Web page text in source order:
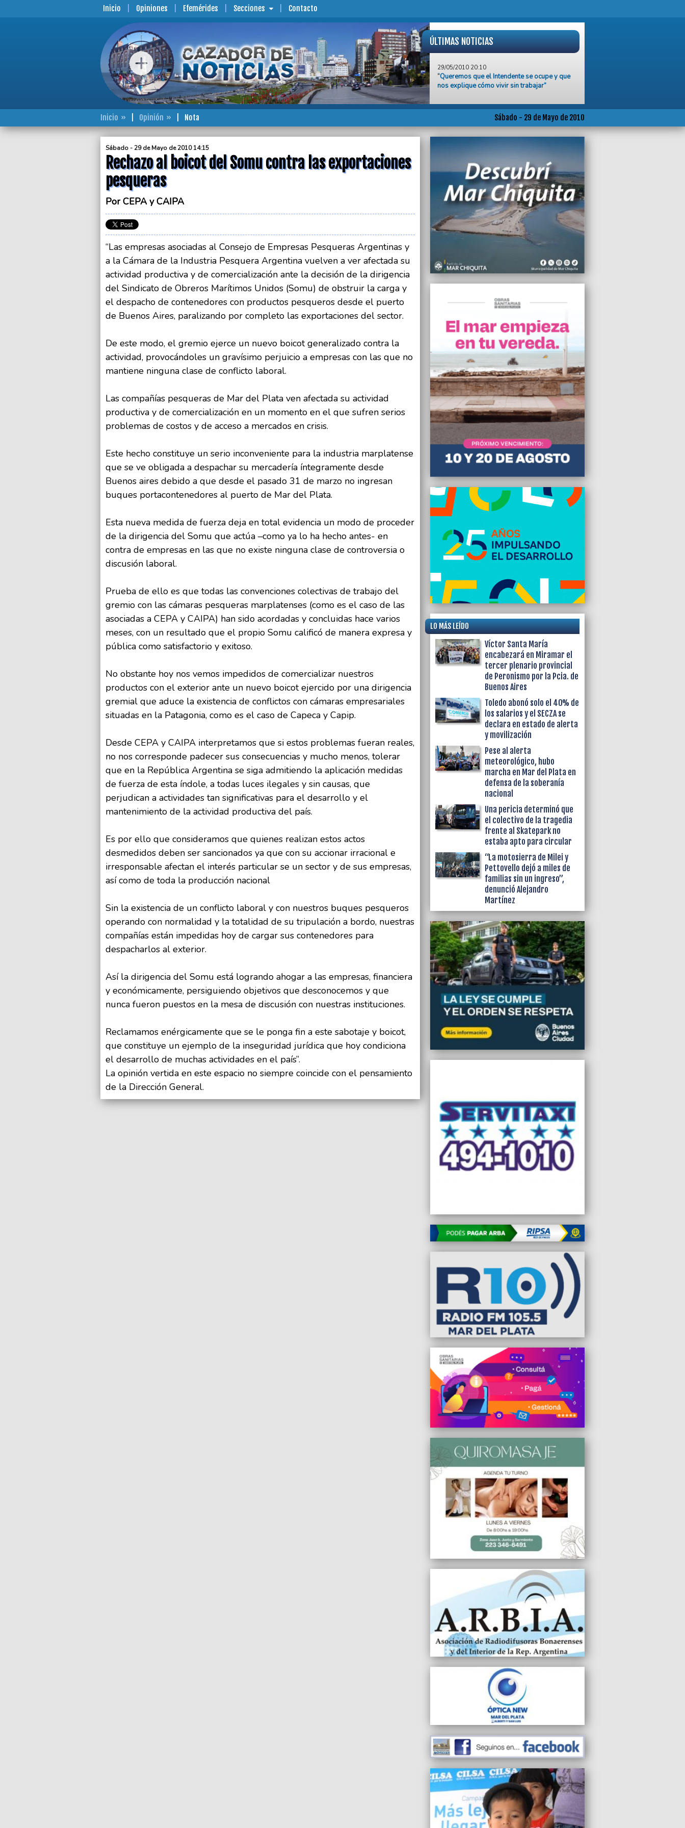
Inicio Opiniones Efemérides Secciones Contacto
ÚLTIMAS NOTICIAS
“Queremos que el Intendente se ocupe y que
nos explique cómo vivir sin trabajar”
Piden la urgente intervención sobre los
hogares municipales para niños y
29/05/2010 14:15
Rechazo al boicot del Somu contra las
exportaciones pesqueras
28/05/2010 23:37
Cubero y Nicole esperan otro bebé
28/05/2010 21:02
Macri visitó Mar del Plata y aseguró que la
Narváez “no es coherente”
Mesa de Diálogo y Consenso Social
impulsada por la CGT Regional
28/05/2010 17:05
Cristina pidió por un Estado palestino
28/05/2010 10:27
“Soy garantista y quiero serlo, pero también
quiero resguardar los derechos de la gente”
28/05/2010 00:08
Vigilancia de enfermedades infecciosas en las
escuelas
Sábado - 29 de Mayo de 2010
Inicio Opinión Nota
Sábado - 29 de Mayo de 2010 14:15
Rechazo al boicot del Somu contra las exportaciones
pesqueras
Por CEPA y CAIPA
“Las empresas asociadas al Consejo de Empresas Pesqueras Argentinas y
a la Cámara de la Industria Pesquera Argentina vuelven a ver afectada su
actividad productiva y de comercialización ante la decisión de la dirigencia
del Sindicato de Obreros Marítimos Unidos (Somu) de obstruir la carga y
el despacho de contenedores con productos pesqueros desde el puerto
de Buenos Aires, paralizando por completo las exportaciones del sector.
De este modo, el gremio ejerce un nuevo boicot generalizado contra la
actividad, provocándoles un gravísimo perjuicio a empresas con las que no
mantiene ninguna clase de conflicto laboral.
Las compañías pesqueras de Mar del Plata ven afectada su actividad
productiva y de comercialización en un momento en el que sufren serios
problemas de costos y de acceso a mercados en crisis.
Este hecho constituye un serio inconveniente para la industria marplatense
que se ve obligada a despachar su mercadería íntegramente desde
Buenos aires debido a que desde el pasado 31 de marzo no ingresan
buques portacontenedores al puerto de Mar del Plata.
Esta nueva medida de fuerza deja en total evidencia un modo de proceder
de la dirigencia del Somu que actúa –como ya lo ha hecho antes- en
contra de empresas en las que no existe ninguna clase de controversia o
discusión laboral.
Prueba de ello es que todas las convenciones colectivas de trabajo del
gremio con las cámaras pesqueras marplatenses (como es el caso de las
asociadas a CEPA y CAIPA) han sido acordadas y concluidas hace varios
meses, con un resultado que el propio Somu calificó de manera expresa y
pública como satisfactorio y exitoso.
No obstante hoy nos vemos impedidos de comercializar nuestros
productos con el exterior ante un nuevo boicot ejercido por una dirigencia
gremial que aduce la existencia de conflictos con cámaras empresariales
situadas en la Patagonia, como es el caso de Capeca y Capip.
Desde CEPA y CAIPA interpretamos que si estos problemas fueran reales,
no nos corresponde padecer sus consecuencias y mucho menos, tolerar
que en la República Argentina se siga admitiendo la aplicación medidas
de fuerza de esta índole, a todas luces ilegales y sin causas, que
perjudican a actividades tan significativas para el desarrollo y el
mantenimiento de la actividad productiva del país.
Es por ello que consideramos que quienes realizan estos actos
desmedidos deben ser sancionados ya que con su accionar irracional e
irresponsable afectan el interés particular se un sector y de sus empresas,
así como de toda la producción nacional
Sin la existencia de un conflicto laboral y con nuestros buques pesqueros
operando con normalidad y la totalidad de su tripulación a bordo, nuestras
compañías están impedidas hoy de cargar sus contenedores para
despacharlos al exterior.
Así la dirigencia del Somu está logrando ahogar a las empresas, financiera
y económicamente, persiguiendo objetivos que desconocemos y que
nunca fueron puestos en la mesa de discusión con nuestras instituciones.
Reclamamos enérgicamente que se le ponga fin a este sabotaje y boicot,
que constituye un ejemplo de la inseguridad jurídica que hoy condiciona
el desarrollo de muchas actividades en el país”.
La opinión vertida en este espacio no siempre coincide con el pensamiento
de la Dirección General.
LO MÁS LEÍDO
Víctor Santa María
encabezará en Miramar el
tercer plenario provincial
de Peronismo por la Pcia. de
Buenos Aires
Toledo abonó solo el 40% de
los salarios y el SECZA se
declara en estado de alerta
y movilización
Pese al alerta
meteorológico, hubo
marcha en Mar del Plata en
defensa de la soberanía
nacional
Una pericia determinó que
el colectivo de la tragedia
frente al Skatepark no
estaba apto para circular
“La motosierra de Milei y
Pettovello dejó a miles de
familias sin un ingreso”,
denunció Alejandro
Martínez